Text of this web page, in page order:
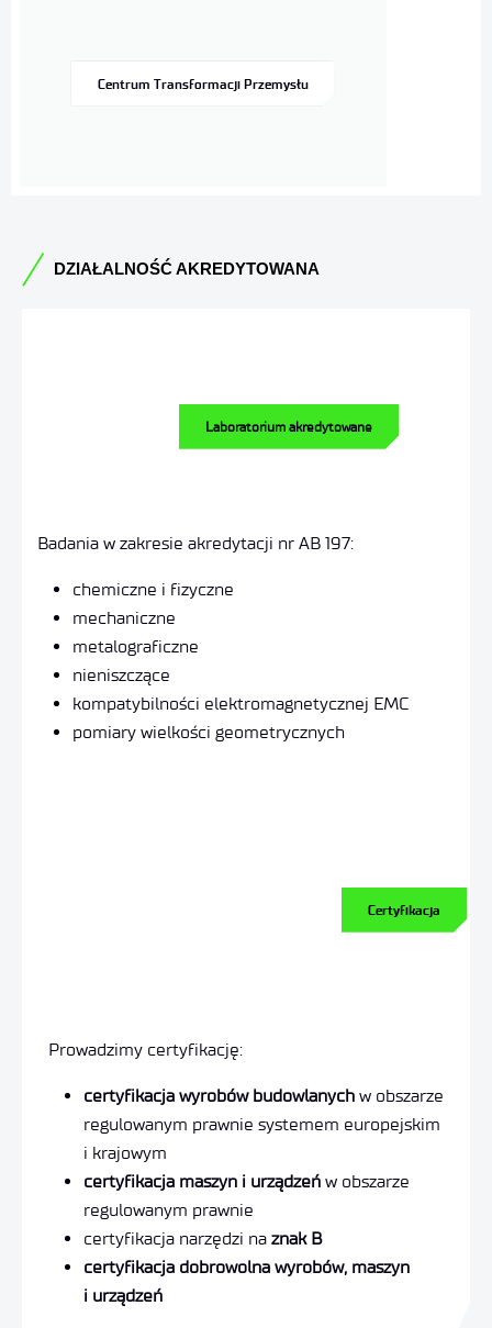
Centrum Transformacji Przemysłu
DZIAŁALNOŚĆ AKREDYTOWANA
Laboratorium akredytowane
Badania w zakresie akredytacji nr AB 197:
chemiczne i fizyczne
mechaniczne
metalograficzne
nieniszczące
kompatybilności elektromagnetycznej EMC
pomiary wielkości geometrycznych
Certyfikacja
Prowadzimy certyfikację:
certyfikacja wyrobów budowlanych w obszarze
regulowanym prawnie systemem europejskim
i krajowym
certyfikacja maszyn i urządzeń w obszarze
regulowanym prawnie
certyfikacja narzędzi na znak B
certyfikacja dobrowolna wyrobów, maszyn
i urządzeń